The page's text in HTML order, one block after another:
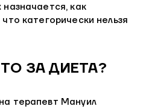
назначается, как
категорически нельзя
ЗА ДИЕТА?
терапевт Мануил